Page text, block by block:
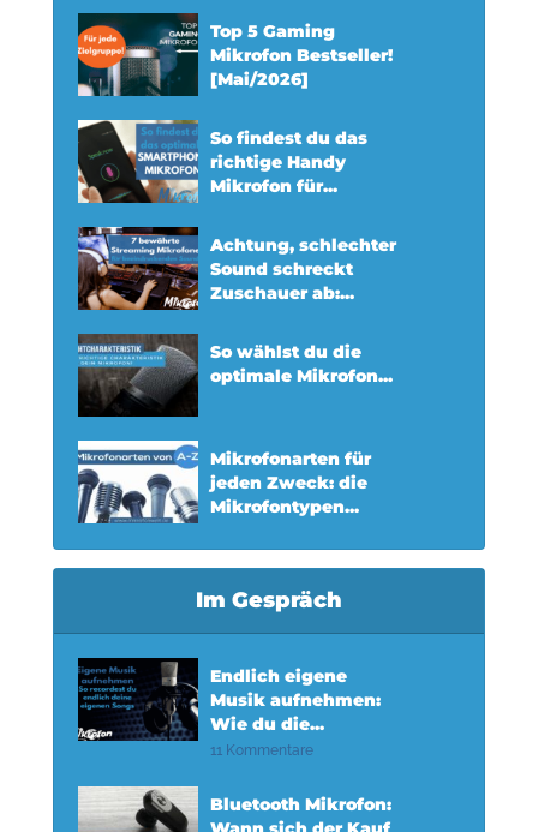
Top 5 Gaming
Mikrofon Bestseller!
[Mai/2026]
So findest du das
richtige Handy
Mikrofon für...
Achtung, schlechter
Sound schreckt
Zuschauer ab:...
So wählst du die
optimale Mikrofon...
Mikrofonarten für
jeden Zweck: die
Mikrofontypen...
Im Gespräch
Endlich eigene
Musik aufnehmen:
Wie du die...
11 Kommentare
Bluetooth Mikrofon: